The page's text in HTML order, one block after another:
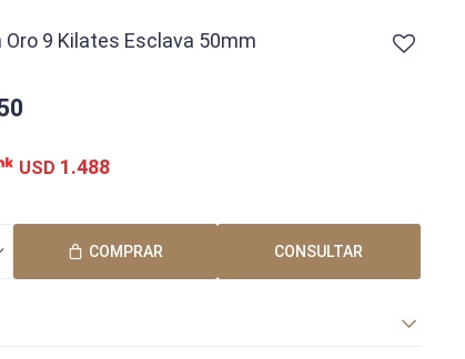
Oro 9 Kilates Esclava 50mm
USD 1.488
COMPRAR CONSULTAR